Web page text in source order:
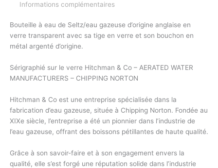
Informations complémentaires
Bouteille à eau de Seltz/eau gazeuse d’origine anglaise en
verre transparent avec sa tige en verre et son bouchon en
métal argenté d’origine.
Sérigraphié sur le verre Hitchman & Co – AERATED WATER
MANUFACTURERS – CHIPPING NORTON
Hitchman & Co est une entreprise spécialisée dans la
fabrication d’eau gazeuse, située à Chipping Norton. Fondée au
XIXe siècle, l’entreprise a été un pionnier dans l’industrie de
l’eau gazeuse, offrant des boissons pétillantes de haute qualité.
Grâce à son savoir-faire et à son engagement envers la
qualité, elle s’est forgé une réputation solide dans l’industrie